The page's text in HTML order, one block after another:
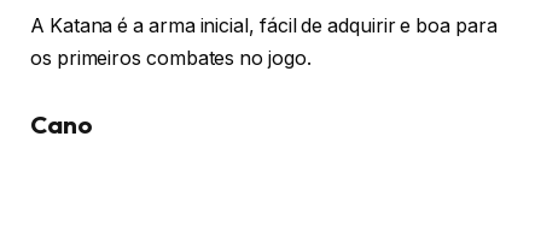
A Katana é a arma inicial, fácil de adquirir e boa para
os primeiros combates no jogo.
Cano